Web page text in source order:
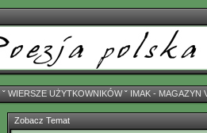
ˇ WIERSZE UŻYTKOWNIKÓWˇ IMAK - MAGAZYN
Zobacz Temat